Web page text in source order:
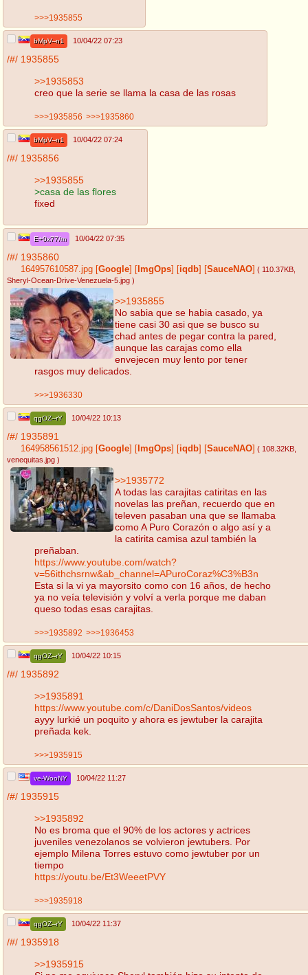
>>>1935855
bMpV--n1 10/04/22 07:23
/#/ 1935855
>>1935853
creo que la serie se llama la casa de las rosas
>>>1935856 >>>1935860
bMpV--n1 10/04/22 07:24
/#/ 1935856
>>1935855
>casa de las flores
fixed
E+0x77/m 10/04/22 07:35
/#/ 1935860
164957610587.jpg Google ImgOps iqdb SauceNAO ( 110.37KB
Sheryl-Ocean-Drive-Venezuela-5.jpg )
>>1935855
No sabia que se habia casado, ya
tiene casi 30 asi que se busco su
chad antes de pegar contra la pared,
aunque las carajas como ella
envejecen muy lento por tener
rasgos muy delicados.
>>>1936330
qgOZ--rY 10/04/22 10:13
/#/ 1935891
164958561512.jpg Google ImgOps iqdb SauceNAO ( 108.32KB
venequitas.jpg )
>>1935772
A todas las carajitas catiritas en las
novelas las preñan, recuerdo que en
televen pasaban una que se llamaba
como A Puro Corazón o algo así y a
la catirita camisa azul también la
preñaban.
https://www.youtube.com/watch?
v=56ithchsrnw&ab_channel=APuroCoraz%C3%B3n
Esta si la vi ya mayorsito como con 16 años, de hecho
ya no veía televisión y volví a verla porque me daban
queso todas esas carajitas.
>>>1935892 >>>1936453
qgOZ--rY 10/04/22 10:15
/#/ 1935892
>>1935891
https://www.youtube.com/c/DaniDosSantos/videos
ayyy lurkié un poquito y ahora es jewtuber la carajita
preñada kek.
>>>1935915
ve-WooNY 10/04/22 11:27
/#/ 1935915
>>1935892
No es broma que el 90% de los actores y actrices
juveniles venezolanos se volvieron jewtubers. Por
ejemplo Milena Torres estuvo como jewtuber por un
tiempo
https://youtu.be/Et3WeeetPVY
>>>1935918
qgOZ--rY 10/04/22 11:37
/#/ 1935918
>>1935915